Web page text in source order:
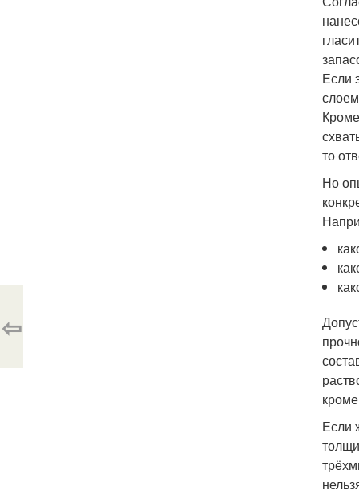
Если
то
Но
Если
⇦